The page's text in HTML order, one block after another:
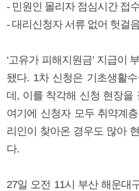
- 민원인 몰리자 점심시간 접
- 대리신청자 서류 없어 헛걸
‘고유가 피해지원금’ 지급이
됐다. 1차 신청은 기초생활
데, 이를 착각해 신청 현장을
여기에 신청자 모두 취약계
리인이 찾아온 경우도 많아
다.
27일 오전 11시 부산 해운대